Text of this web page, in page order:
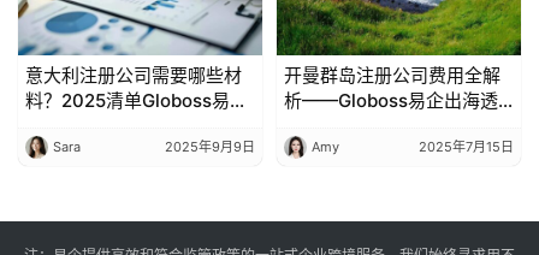
意大利注册公司需要哪些材
料？2025清单Globoss易企
Sara 2025年9月9日
开曼群岛注册公司费用全解
析——Globoss易企出海透
Amy 2025年7月15日